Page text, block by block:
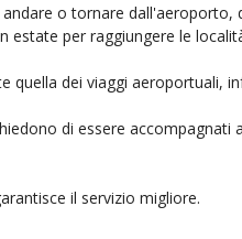
andare o tornare
per raggiungere le
quella dei viaggi aeroportuali,
di essere
il servizio migliore.